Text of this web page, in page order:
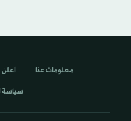
معلومات عنا اعلن
سياسة